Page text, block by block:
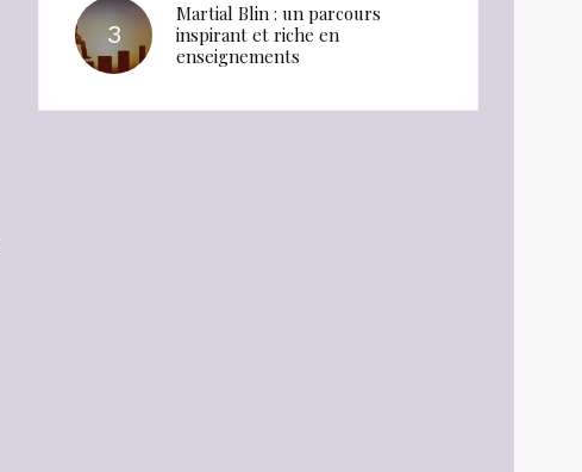
Martial Blin : un parcours
inspirant et riche en
enseignements